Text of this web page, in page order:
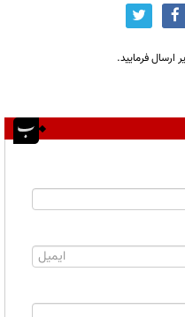
ارسال فرمایید.